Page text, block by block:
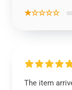
★☆☆☆☆
The item